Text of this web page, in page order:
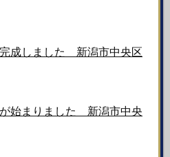
完成しました 新潟市中央区
が始まりました 新潟市中央